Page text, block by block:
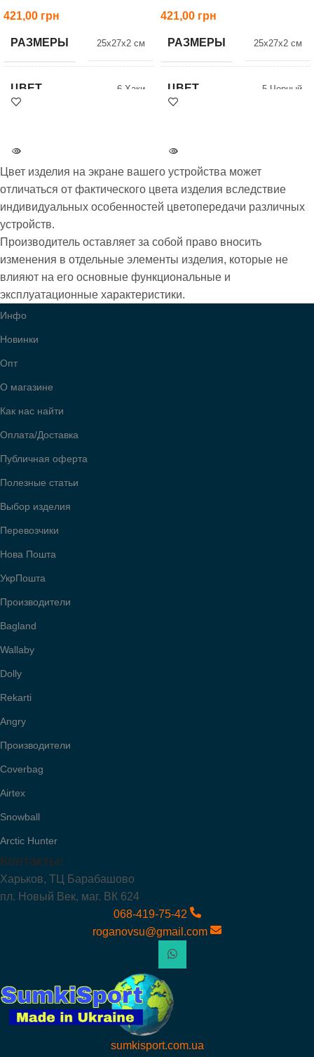
421,00
РАЗМЕРЫ 25x27x2 см
ЦВЕТ 6 Хаки
ВСЕ МОДЕЛИ
421,00
РАЗМЕРЫ 25x27x2 см
ЦВЕТ 5 Черный
ВСЕ МОДЕЛИ
Цвет изделия на экране вашего устройства может
отличаться от фактического цвета изделия вследствие
индивидуальных особенностей цветопередачи различных
устройств.
Производитель оставляет за собой право вносить
изменения в отдельные элементы изделия, которые не
влияют на его основные функциональные и
эксплуатационные характеристики.
Инфо
Новинки
Опт
О магазине
Как нас найти
Оплата/Доставка
Публичная оферта
Полезные статьи
Выбор изделия
Перевозчики
Нова Пошта
УкрПошта
Производители
Bagland
Wallaby
Dolly
Rekarti
Angry
Производители
Coverbag
Airtex
Snowball
Arctic Hunter
Контакты:
Харьков, ТЦ Барабашово
пл. Новый Век, маг. ВК 624
068-419-75-42
roganovsu@gmail.com
sumkisport.com.ua